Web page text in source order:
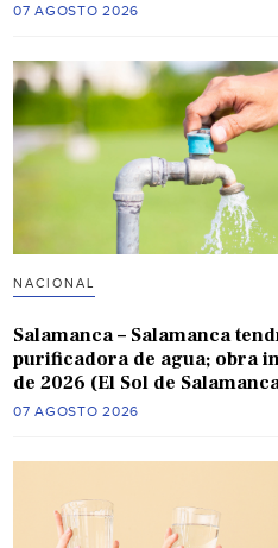
07 AGOSTO 2026
NACIONAL
Salamanca – Salamanca
purificadora de agua; obra
de 2026 (El Sol de
07 AGOSTO 2026